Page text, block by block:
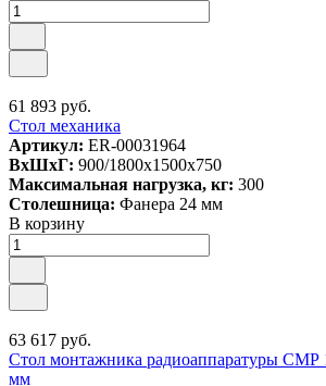
61 893 руб.
Стол механика
Артикул: ER-00031964
ВxШxГ: 900/1800x1500x750
Максимальная нагрузка, кг: 300
Столешница: Фанера 24 мм
В корзину
63 617 руб.
Стол монтажника радиоаппаратуры СМР
мм